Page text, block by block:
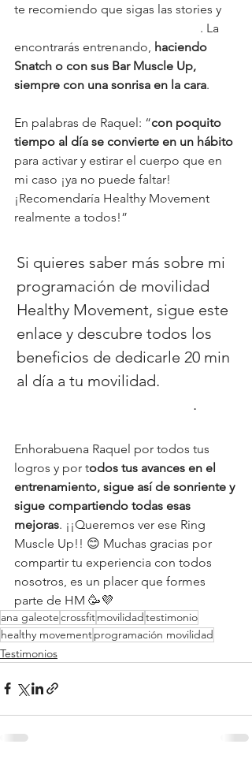
te recomiendo que sigas las stories y
. La
encontrarás entrenando, haciendo
Snatch o con sus Bar Muscle Up,
siempre con una sonrisa en la cara.
En palabras de Raquel: “con poquito
tiempo al día se convierte en un hábito
para activar y estirar el cuerpo que en
mi caso ¡ya no puede faltar!
¡Recomendaría Healthy Movement
realmente a todos!”
Si quieres saber más sobre mi
programación de movilidad
Healthy Movement, sigue este
enlace y descubre todos los
beneficios de dedicarle 20 min
al día a tu movilidad.
.
Enhorabuena Raquel por todos tus
logros y por todos tus avances en el
entrenamiento, sigue así de sonriente y
sigue compartiendo todas esas
mejoras. ¡¡Queremos ver ese Ring
Muscle Up!! 😊 Muchas gracias por
compartir tu experiencia con todos
nosotros, es un placer que formes
parte de HM 🥳💜
ana galeotecrossfitmovilidadtestimonio
healthy movementprogramación movilidad
Testimonios